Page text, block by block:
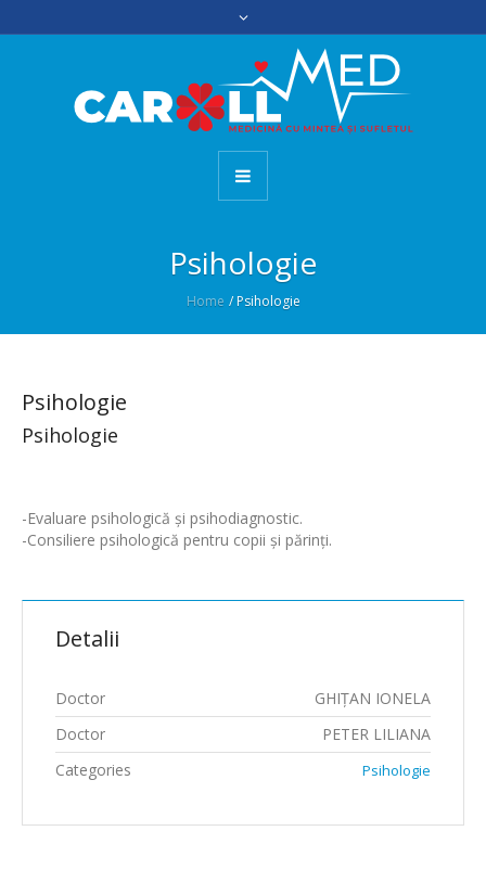
Psihologie
Home /Psihologie
Psihologie
Psihologie
-Evaluare psihologică şi psihodiagnostic.
-Consiliere psihologică pentru copii şi părinţi.
Detalii
Doctor
GHIŢAN IONELA
Doctor
PETER LILIANA
Categories
Psihologie